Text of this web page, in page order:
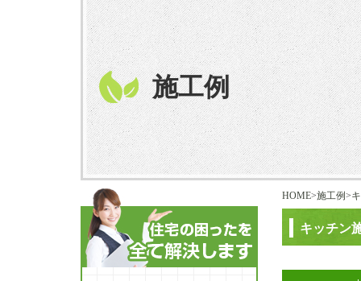
施工例
HOME>施工例>
キッチン